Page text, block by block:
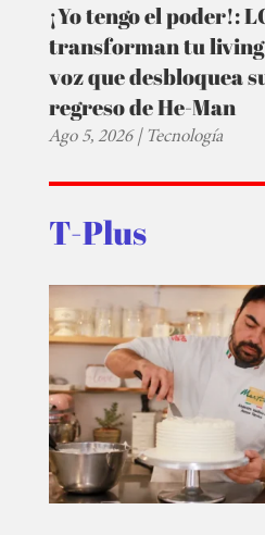
¡Yo tengo el poder!:
transforman tu living
voz que desbloquea
regreso de He-Man
Ago 5, 2026|Tecnología
T-Plus